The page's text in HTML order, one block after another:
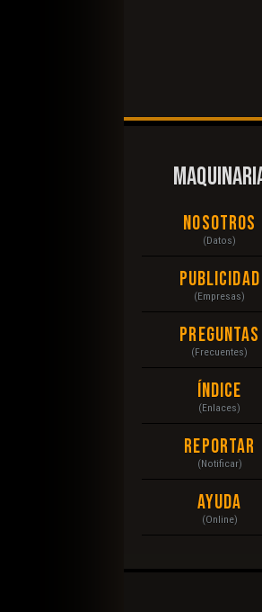
Nosotros
(Datos)
Publicidad
(Empresas)
Preguntas
(Frecuentes)
Índice
(Enlaces)
Reportar
(Notificar)
Ayuda
(Online)